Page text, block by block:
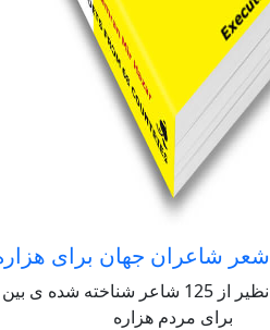
شعر شاعران جهان برای
مجموعه شعر بی نظیر از 125 شاعر شناخته شده
برای مردم هزاره